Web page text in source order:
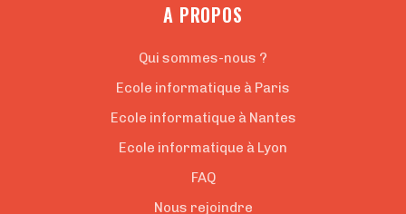
A PROPOS
Qui sommes-nous ?
Ecole informatique à Paris
Ecole informatique à Nantes
Ecole informatique à Lyon
FAQ
Nous rejoindre